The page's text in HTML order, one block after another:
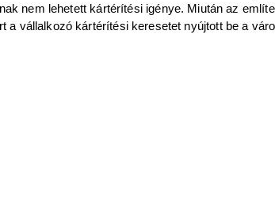
nem lehetett kártérítési igénye. Miután az
vállalkozó kártérítési keresetet nyújtott be a